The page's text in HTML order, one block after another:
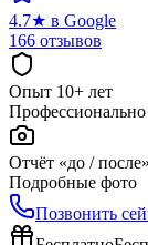
4.7★ в Google
166 отзывов
Опыт 10+ лет
Отчёт «до / после»
Подробные фото
Позвонить